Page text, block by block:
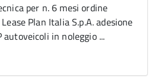
per n. 6 mesi ordine
Plan Italia S.p.A. adesione
autoveicoli in noleggio ...